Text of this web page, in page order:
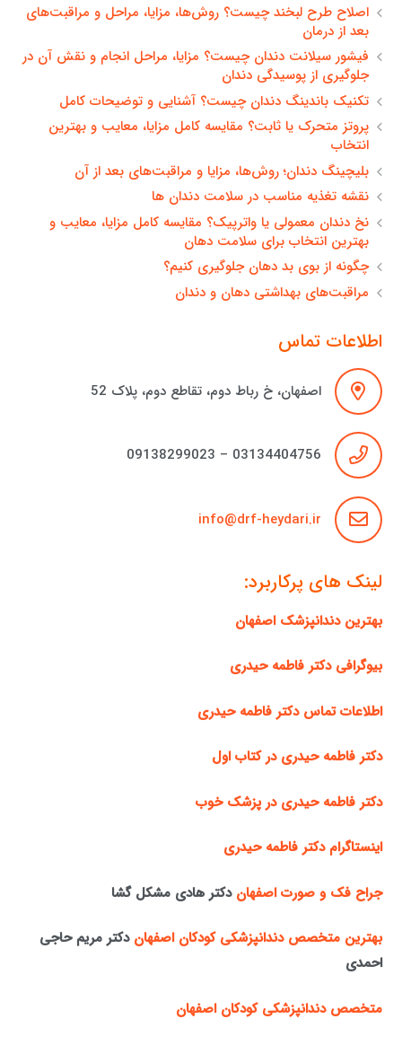
اصلاح طرح لبخند چیست؟ روش‌ها، مزایا، مراحل و مراقبت‌های
بعد از درمان
فیشور سیلانت دندان چیست؟ مزایا، مراحل انجام و نقش آن در
جلوگیری از پوسیدگی دندان
تکنیک باندینگ دندان چیست؟ آشنایی و توضیحات کامل
پروتز متحرک یا ثابت؟ مقایسه کامل مزایا، معایب و بهترین
انتخاب
بلیچینگ دندان؛ روش‌ها، مزایا و مراقبت‌های بعد از آن
نقشه تغذیه مناسب در سلامت دندان ها
نخ دندان معمولی یا واترپیک؟ مقایسه کامل مزایا، معایب و
بهترین انتخاب برای سلامت دهان
چگونه از بوی بد دهان جلوگیری کنیم؟
مراقبت‌های بهداشتی دهان و دندان
اطلاعات تماس
اصفهان، خ رباط دوم، تقاطع دوم، پلاک 52
03134404756 – 09138299023
info@drf-heydari.ir
لینک های پرکاربرد:
بهترین دندانپزشک اصفهان
بیوگرافی دکتر فاطمه حیدری
اطلاعات تماس دکتر فاطمه حیدری
دکتر فاطمه حیدری در کتاب اول
دکتر فاطمه حیدری در پزشک خوب
اینستاگرام دکتر فاطمه حیدری
جراح فک و صورت اصفهان دکتر هادی مشکل گشا
بهترین متخصص دندانپزشکی کودکان اصفهان دکتر مریم حاجی
احمدی
متخصص دندانپزشکی کودکان اصفهان